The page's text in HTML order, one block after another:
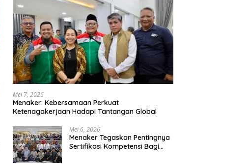
Mei 7, 2026
Menaker: Kebersamaan Perkuat
Ketenagakerjaan Hadapi Tantangan Global
Mei 6, 2026
Menaker Tegaskan Pentingnya
Sertifikasi Kompetensi Bagi